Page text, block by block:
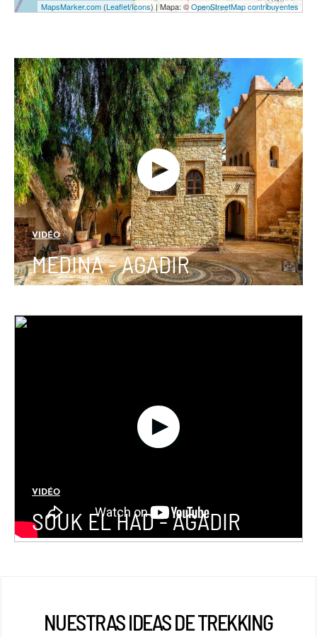
MapsMarker.com (Leaflet/Icons) | Mapa: ©OpenStreetMap contribuyentes
VIDÉO
MEDINA - AGADIR
VIDÉO
SOUK EL HAD - AGADIR
NUESTRAS IDEAS DE TREKKING